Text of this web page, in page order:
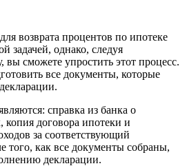
возврата процентов по ипотеке
задачей, однако, следуя
вы сможете упростить этот процесс.
все документы, которые
справка из банка о
договора ипотеки и
за соответствующий
того, как все документы собраны,
декларации.